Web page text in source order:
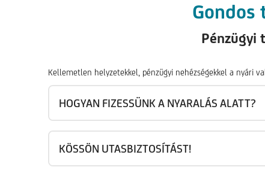
Gondos
Pénzügyi
Kellemetlen helyzetekkel, pénzügyi nehézségekkel a nyári
HOGYAN FIZESSÜNK A NYARALÁS ALATT?
KÖSSÖN UTASBIZTOSÍTÁST!